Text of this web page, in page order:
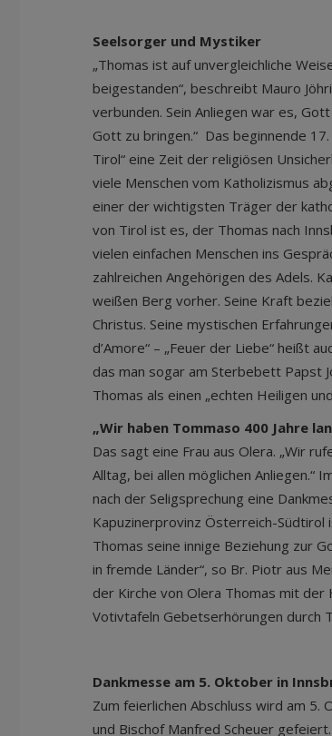
Seelsorger und Mystiker
„Thomas ist auf unvergleichliche
beigestanden“, beschreibt Mauro
verbunden. Sein Anliegen war es,
Gott zu bringen.“ Das beginnende
Tirol“ eine Zeit der religiösen
viele Menschen vom Katholizismus
einer der wichtigsten Träger der
von Tirol ist es, der Thomas nach
vielen einfachen Menschen ins
zahlreichen Angehörigen des Adels.
weißen Berg vorher. Seine Kraft
Christus. Seine mystischen
d’Amore“ – „Feuer der Liebe“ heißt
das man sogar am Sterbebett Papst
Thomas als einen „echten Heiligen
„Wir haben Tommaso 400 Jahre
Das sagt eine Frau aus Olera. „Wir
Alltag, bei allen möglichen
nach der Seligsprechung eine
Kapuzinerprovinz Österreich-Südtirol
Thomas seine innige Beziehung zur
in fremde Länder“, so Br. Piotr aus
der Kirche von Olera Thomas mit der
Votivtafeln Gebetserhörungen durch
Dankmesse am 5. Oktober in
Zum feierlichen Abschluss wird am 5.
und Bischof Manfred Scheuer gefeiert.